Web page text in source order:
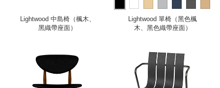
Lightwood 中島椅（楓木、
黑織帶座面）
more
Lightwood 單椅（黑色楓
木、黑色織帶座面）